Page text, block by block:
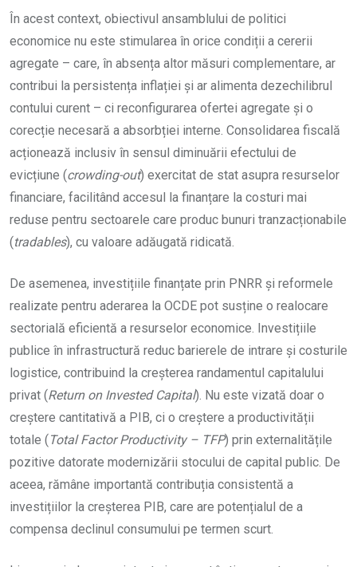
În acest context, obiectivul ansamblului de politici
economice nu este stimularea în orice condiții a cererii
agregate – care, în absența altor măsuri complementare, ar
contribui la persistența inflației și ar alimenta dezechilibrul
contului curent – ci reconfigurarea ofertei agregate și o
corecție necesară a absorbției interne. Consolidarea fiscală
acționează inclusiv în sensul diminuării efectului de
evicțiune (crowding-out) exercitat de stat asupra resurselor
financiare, facilitând accesul la finanțare la costuri mai
reduse pentru sectoarele care produc bunuri tranzacționabile
(tradables), cu valoare adăugată ridicată.
De asemenea, investițiile finanțate prin PNRR și reformele
realizate pentru aderarea la OCDE pot susține o realocare
sectorială eficientă a resurselor economice. Investițiile
publice în infrastructură reduc barierele de intrare și costurile
logistice, contribuind la creșterea randamentul capitalului
privat (Return on Invested Capital). Nu este vizată doar o
creștere cantitativă a PIB, ci o creștere a productivității
totale ( Total Factor Productivity – TFP) prin externalitățile
pozitive datorate modernizării stocului de capital public. De
aceea, rămâne importantă contribuția consistentă a
investițiilor la creșterea PIB, care are potențialul de a
compensa declinul consumului pe termen scurt.